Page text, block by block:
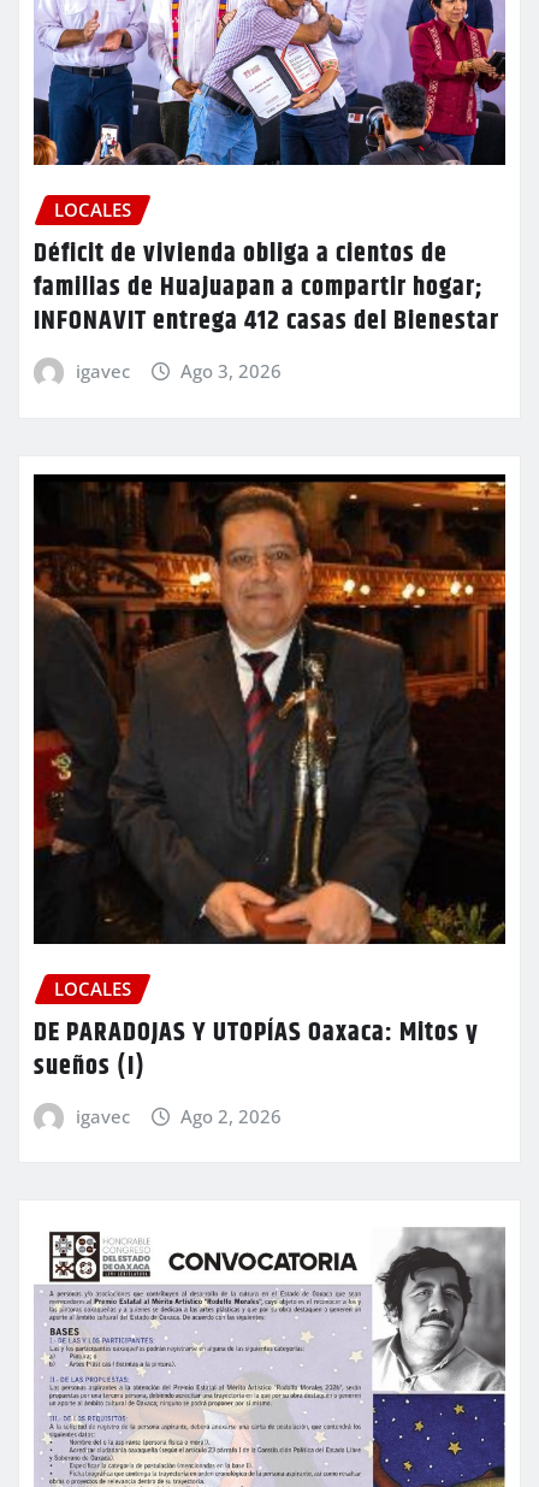
LOCALES
Déficit de vivienda obliga a cientos de
familias de Huajuapan a compartir hogar;
INFONAVIT entrega 412 casas del Bienestar
igavec Ago 3, 2026
LOCALES
DE PARADOJAS Y UTOPÍAS Oaxaca: Mitos y
sueños (I)
igavec Ago 2, 2026